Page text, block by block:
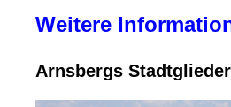
Weitere
Arnsbergs